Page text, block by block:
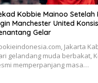
Kobbie Mainoo
Manchester United
Gelar
Jakarta
gelandang muda berbakat,
memperpanjang masa…